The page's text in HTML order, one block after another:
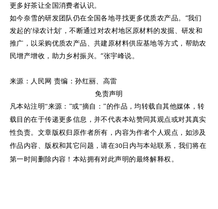
更多好茶让全国消费者认识。
如今奈雪的研发团队仍在全国各地寻找更多优质农产品。“我们
发起的‘绿农计划’，不断通过对农村地区原材料的发掘、研发和
推广，以采购优质农产品、共建原材料供应基地等方式，帮助农
民增产增收，助力乡村振兴。”张宇峰说。
来源：人民网 责编：孙红丽、高雷
免责声明
凡本站注明“来源：”或“摘自：”的作品，均转载自其他媒体，转
载目的在于传递更多信息，并不代表本站赞同其观点或对其真实
性负责。文章版权归原作者所有，内容为作者个人观点，如涉及
作品内容、版权和其它问题，请在30 日内与本站联系，我们将在
第一时间删除内容！本站拥有对此声明的最终解释权。